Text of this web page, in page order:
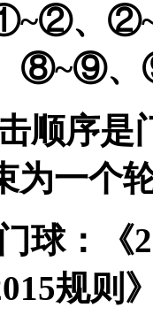
①~②
⑧~⑨
顺序
为一个
球：《
规则